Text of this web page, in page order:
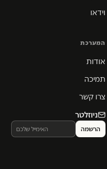
וידאו
המערכת
אודות
תמיכה
צרו קשר
ניוזלטר